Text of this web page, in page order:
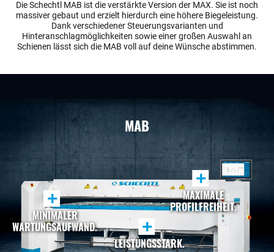
Die Schechtl MAB ist die verstärkte Version der MAX. Sie ist noch
massiver gebaut und erzielt hierdurch eine höhere Biegeleistung.
Dank verschiedener Steuerungsvarianten und
Hinteranschlagmöglichkeiten sowie einer großen Auswahl an
Schienen lässt sich die MAB voll auf deine Wünsche abstimmen.
MAB
+
MINIMALER
WARTUNGSAUFWAND.
+
MAXIMALE
PROFILFREIHEIT.
+
LEISTUNGSSTARK.